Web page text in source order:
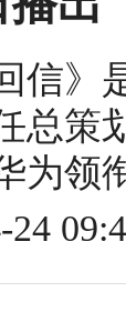
信
总策
为领
24